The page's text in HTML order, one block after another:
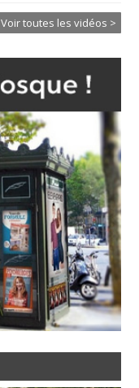
Voir toutes les vidéos >